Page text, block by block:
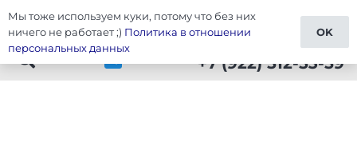
Тюнинг Mitsubishi Pajero
+7 (922) 512-53-59
Мы тоже используем куки, потому что без них
ничего не работает ;) Политика в отношении
персональных данных
OK